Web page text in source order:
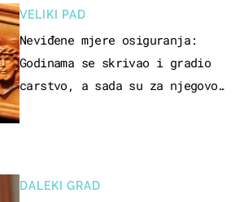
VELIKI PAD
Neviđene mjere osiguranja:
Godinama se skrivao i gradio
carstvo, a sada su za njegovo
DALEKI GRAD